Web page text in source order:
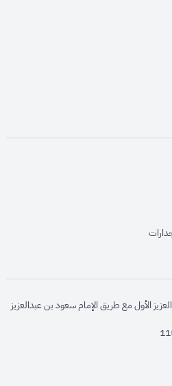
opens in
opens
opens in new window
الأول مع طريق الإمام سعود بن عبدالعزيز